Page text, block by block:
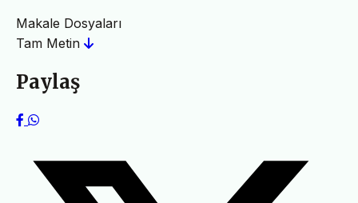
Makale Dosyaları
Tam Metin
Paylaş